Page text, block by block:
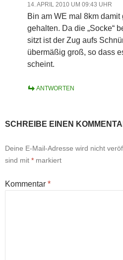
14. APRIL 2010 UM 09:43 UHR
Bin am WE mal 8km
gehalten. Da die „Socke“
sitzt ist der Zug aufs
übermäßig groß, so dass
scheint.
ANTWORTEN
SCHREIBE EINEN
Deine E-Mail-Adresse wird nicht
sind mit * markiert
Kommentar *